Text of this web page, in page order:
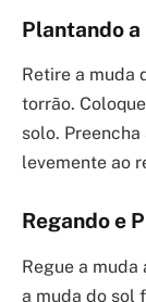
Plantando a
Retire a muda
torrão.
solo.
levemente ao
Regando e
Regue a
a muda do sol